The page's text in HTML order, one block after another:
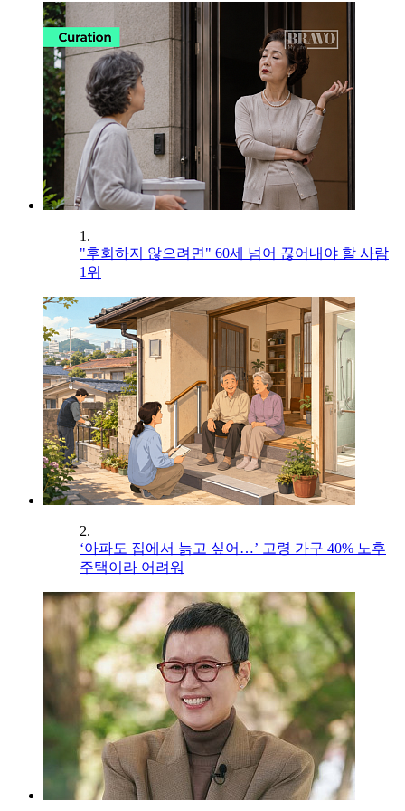
1.
"후회하지 않으려면" 60세 넘어 끊어내야 할 사람
1위
2.
‘아파도 집에서 늙고 싶어…’ 고령 가구 40% 노후
주택이라 어려워